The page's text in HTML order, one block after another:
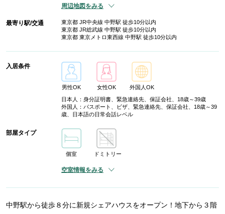
周辺地図をみる
最寄り駅/交通
東京都 JR中央線 中野駅 徒歩10分以内
東京都 JR総武線 中野駅 徒歩10分以内
東京都 東京メトロ東西線 中野駅 徒歩10分以内
入居条件
男性OK 女性OK
外国人OK
日本人：身分証明書、緊急連絡先、保証会社、18歳～39歳
外国人：パスポート、ビザ、緊急連絡先、保証会社、18歳～39
歳、日本語の日常会話レベル
部屋タイプ
個室 ドミトリー
空室情報をみる
中野駅から徒歩８分に新規シェアハウスをオープン！地下から３階